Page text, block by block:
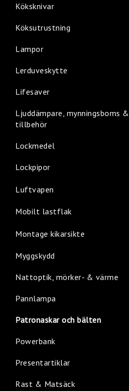
Köksknivar
Köksutrustning
Lampor
Lerduveskytte
Lifesaver
Ljuddämpare, mynningsboms &
tillbehör
Lockmedel
Lockpipor
Luftvapen
Mobilt lastflak
Montage kikarsikte
Myggskydd
Nattoptik, mörker- & värme
Pannlampa
Patronaskar och bälten
Powerbank
Presentartiklar
Rast & Matsäck